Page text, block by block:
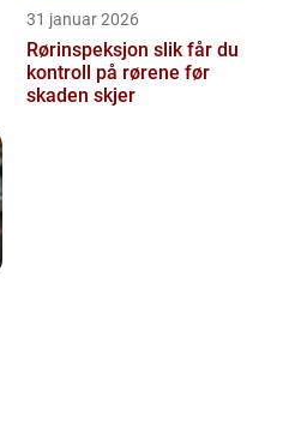
31 januar 2026
Rørinspeksjon slik får du
kontroll på rørene før
skaden skjer